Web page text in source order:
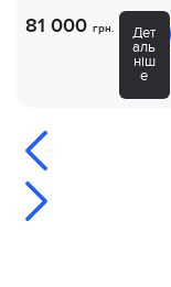
81 000 грн.
Дет
аль
ніш
е